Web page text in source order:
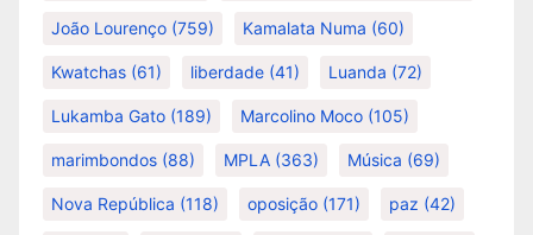
João Lourenço (759) Kamalata Numa (60)
Kwatchas (61) liberdade (41) Luanda (72)
Lukamba Gato (189) Marcolino Moco (105)
marimbondos (88) MPLA (363) Música (69)
Nova República (118) oposição (171) paz (42)